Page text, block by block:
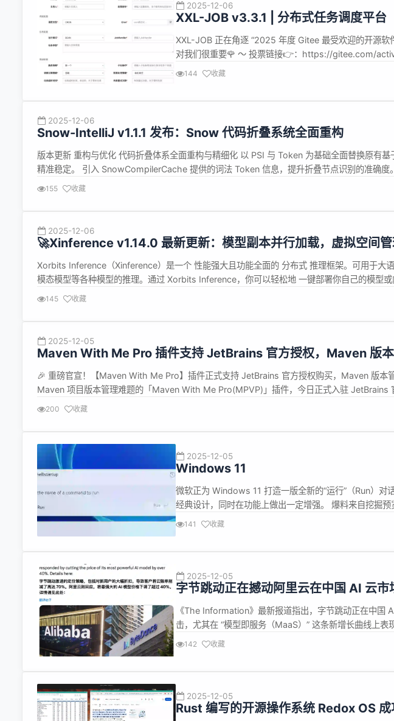
2025-12-06
XXL-JOB v3.3.1 | 分布式任务调度平台
XXL-JOB 正在角逐 “2025 年度 Gitee 最受欢迎的开源软
对我们很重要🌹 ～ 投票链接👉：https://gitee.com/
ident=ISLBOH Release Notes 1、【新增】新增“执行器
144 收藏
2025-12-06
Snow-IntelliJ v1.1.1 发布：Snow 代码折叠系统全面重构
版本更新 重构与优化 代码折叠体系全面重构与精细化 以 PSI 与 Token 为基础全面替换原有
精准稳定。 引入 SnowCompilerCache 提供的词法 Token 信息，提升折叠节点识别的准确
body / if / loop 等结构体折叠逻辑，...
155 收藏
2025-12-06
🚀Xinference v1.14.0 最新更新：模型副本并行加载，虚拟空间管
Xorbits Inference（Xinference）是一个 性能强大且功能全面的 分布式 推理框架。可用于大
模态模型等各种模型的推理。通过 Xorbits Inference，你可以轻松地 一键部署你自己的模型
https://github.com/xorbitsai/inference。无论...
145 收藏
2025-12-05
Maven With Me Pro 插件支持 JetBrains 官方授权，Maven 版本
🎉 重磅官宣！【Maven With Me Pro】插件正式支持 JetBrains 官方授权购买，Maven 版本
Maven 项目版本管理难题的「Maven With Me Pro(MPVP)」插件，今日正式入驻 JetBrains
从此告别繁琐手动配置，一键解锁专业级 Maven ...
200 收藏
2025-12-05
Windows 11
微软正为 Windows 11 打造一版全新的“运行”（Run）对
经典设计，同时在功能上做出一定增强。 爆料来自挖掘
开的截图显示，新版“运行”对话框在布局和交互上都更
141 收藏
2025-12-05
字节跳动正在撼动阿里云在中国 AI 云市
《The Information》最新报道指出，字节跳动正在中国
击，尤其在 “模型即服务（MaaS）” 这条新增长曲线上表
自家大模型 Doubao（豆包） 推动业务迅速扩张。由于
142 收藏
2025-12-05
Rust 编写的开源操作系统 Redox OS